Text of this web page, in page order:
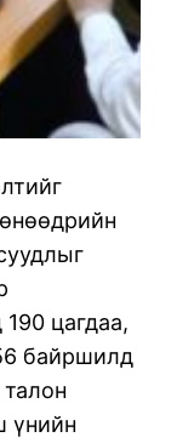
цагдаа,
байршилд
үнийн